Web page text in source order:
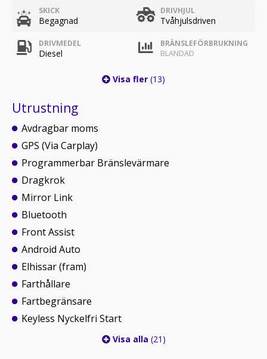
SKICK
Begagnad
DRIVHJUL
Tvåhjulsdriven
DRIVMEDEL
Diesel
BRÄNSLEFÖRBRUKNING
BLANDAD
Visa fler (13)
Utrustning
Avdragbar moms
GPS (Via Carplay)
Programmerbar Bränslevärmare
Dragkrok
Mirror Link
Bluetooth
Front Assist
Android Auto
Elhissar (fram)
Farthållare
Fartbegränsare
Keyless Nyckelfri Start
Visa alla (21)